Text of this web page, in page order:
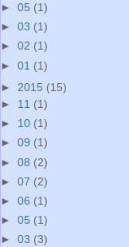
► 05 (1)
► 03 (1)
► 02 (1)
► 01 (1)
► 2015 (15)
► 11 (1)
► 10 (1)
► 09 (1)
► 08 (2)
► 07 (2)
► 06 (1)
► 05 (1)
► 03 (3)